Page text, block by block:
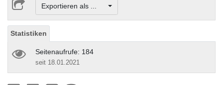
Exportieren als ...
Statistiken
Seitenaufrufe: 184
seit 18.01.2021